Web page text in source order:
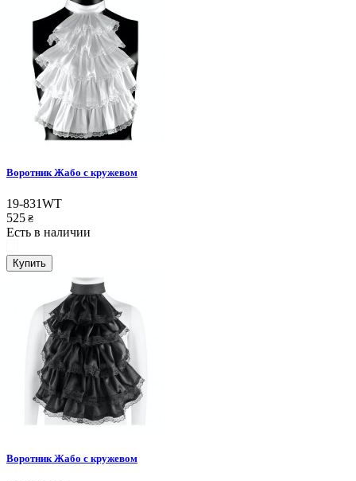
Воротник Жабо с кружевом
19-831WT
525 ₴
Есть в наличии
Купить
Воротник Жабо с кружевом